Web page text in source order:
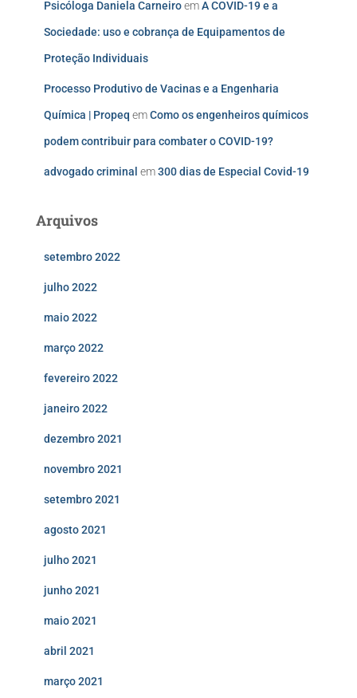
Psicóloga Daniela CarneiroemA COVID-19 e a
Sociedade: uso e cobrança de Equipamentos de
Proteção Individuais
Processo Produtivo de Vacinas e a Engenharia
Química | Propeq emComo os engenheiros químicos
podem contribuir para combater o COVID-19?
advogado criminal em300 dias de Especial Covid-19
Arquivos
setembro 2022
julho 2022
maio 2022
março 2022
fevereiro 2022
janeiro 2022
dezembro 2021
novembro 2021
setembro 2021
agosto 2021
julho 2021
junho 2021
maio 2021
abril 2021
março 2021